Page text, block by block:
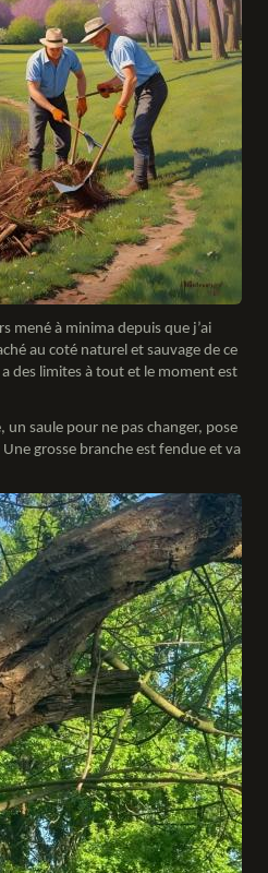
mené à minima depuis que j’ai
au coté naturel et sauvage de ce
des limites à tout et le moment est
un saule pour ne pas changer, pose
grosse branche est fendue et va